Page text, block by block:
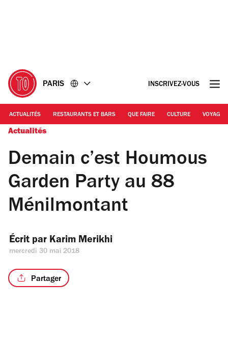
PARIS INSCRIVEZ-VOUS
ACTUALITÉS RESTAURANTS ET BARS QUE FAIRE CULTURE VOYAGE
Actualités
Demain c’est Houmous
Garden Party au 88
Ménilmontant
Écrit par Karim Merikhi
mercredi 30 mai 2018
Partager